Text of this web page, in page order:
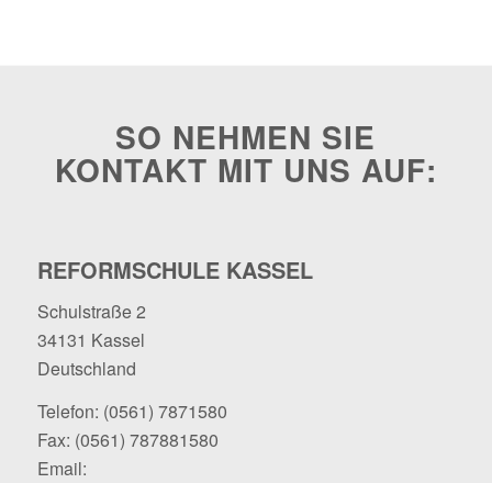
SO NEHMEN SIE
KONTAKT MIT UNS AUF:
REFORMSCHULE KASSEL
Schulstraße 2
34131 Kassel
Deutschland
Telefon: (0561) 7871580
Fax: (0561) 787881580
Email: